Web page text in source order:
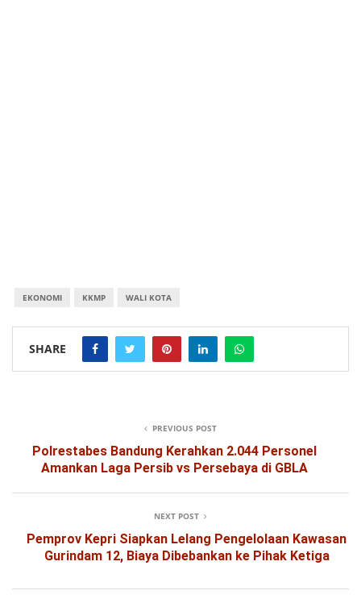
EKONOMI KKMP WALI KOTA
SHARE
PREVIOUS POST
Polrestabes Bandung Kerahkan 2.044 Personel
Amankan Laga Persib vs Persebaya di GBLA
NEXT POST
Pemprov Kepri Siapkan Lelang Pengelolaan Kawasan
Gurindam 12, Biaya Dibebankan ke Pihak Ketiga